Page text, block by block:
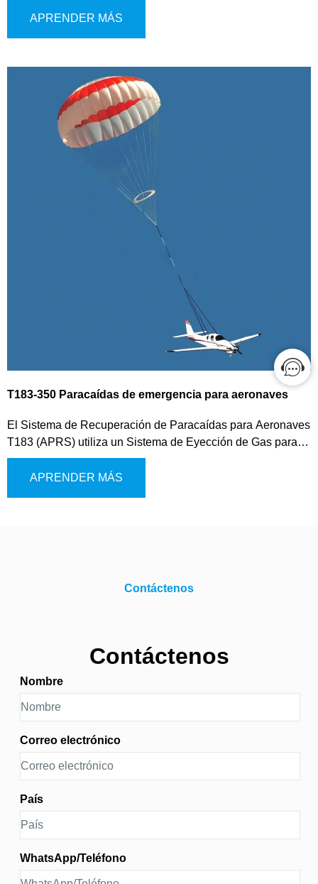
vehículos aéreos similares. Este sistema de última
activación rápida y confiable en situaciones críticas. Ofrece
múltiples modos de activación, que incluyen operación
manual, despliegue activado por el sistema de control de
vuelo y activación autónoma para una mayor flexibilidad
APRENDER MÁS
T183-350 Paracaídas de emergencia para aeronaves
El Sistema de Recuperación de Paracaídas para Aeronaves
T183 (APRS) utiliza un Sistema de Eyección de Gas para
proporcionar seguridad crítica a las aeronaves de ala fija en
situaciones de emergencia. En caso de fallos importantes,
descenso y permitir un método de recuperación confiable, el
resultado posible en escenarios de alto riesgo. Diseñado
para una amplia gama de aeronaves de ala fija, el T183
APRS se adapta para satisfacer las necesidades de
seguridad específicas de cada plataforma.
APRENDER MÁS
Contáctenos
Contáctenos
Nombre
Correo electrónico
País
WhatsApp/Teléfono